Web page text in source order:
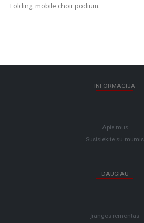
Folding, mobile choir podium.
INFORMACIJA
Apie mus
Susisiekite su mumis
DAUGIAU
Įrangos remontas